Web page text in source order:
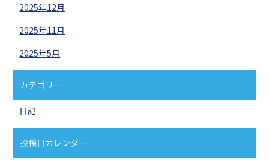
2025年12月
2025年11月
2025年5月
カテゴリー
日記
投稿日カレンダー